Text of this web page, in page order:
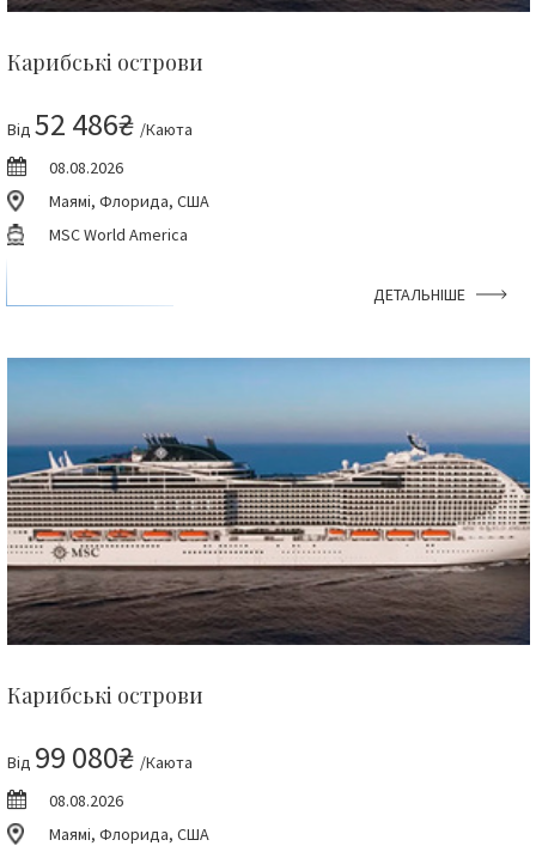
Карибські острови
Від 52 486₴ /Каюта
08.08.2026
Маямі, Флорида, США
MSC World America
ДЕТАЛЬНІШЕ
Карибські острови
Від 99 080₴ /Каюта
08.08.2026
Маямі, Флорида, США